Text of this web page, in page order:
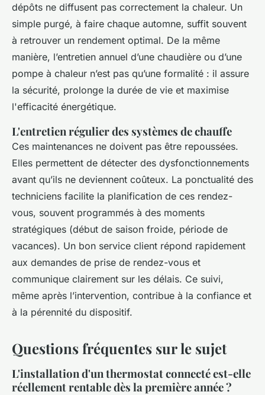
dépôts ne diffusent pas correctement la chaleur. Un
simple purgé, à faire chaque automne, suffit souvent
à retrouver un rendement optimal. De la même
manière, l’entretien annuel d’une chaudière ou d’une
pompe à chaleur n’est pas qu’une formalité : il assure
la sécurité, prolonge la durée de vie et maximise
l'efficacité énergétique.
L'entretien régulier des systèmes de chauffe
Ces maintenances ne doivent pas être repoussées.
Elles permettent de détecter des dysfonctionnements
avant qu’ils ne deviennent coûteux. La ponctualité des
techniciens facilite la planification de ces rendez-
vous, souvent programmés à des moments
stratégiques (début de saison froide, période de
vacances). Un bon service client répond rapidement
aux demandes de prise de rendez-vous et
communique clairement sur les délais. Ce suivi,
même après l’intervention, contribue à la confiance et
à la pérennité du dispositif.
Questions fréquentes sur le sujet
L'installation d'un thermostat connecté est-elle
réellement rentable dès la première année ?